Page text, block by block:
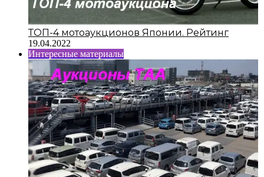
ТОП-4 мотоаукционов Японии. Рейтинг
19.04.2022
Интересные материалы